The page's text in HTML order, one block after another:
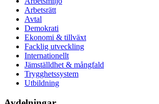
Arbetsrätt
Avtal
Demokrati
Ekonomi & tillväxt
Facklig utveckling
Internationellt
Jämställdhet & mångfald
Trygghetssystem
Utbildning